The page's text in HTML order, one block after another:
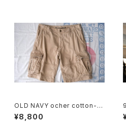
OLD NAVY ocher cotton-t
will cargo Shorts
¥8,800